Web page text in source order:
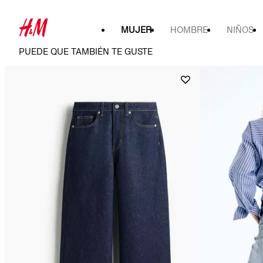
MUJER HOMBRE NIÑOS
PUEDE QUE TAMBIÉN TE GUSTE